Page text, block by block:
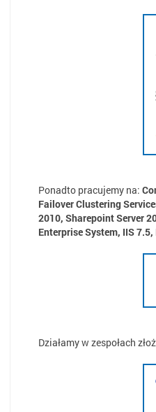
Ponadto pracujemy na:
Failover Clustering
2010, Sharepoint Server
Enterprise System, IIS
Działamy w zespołach